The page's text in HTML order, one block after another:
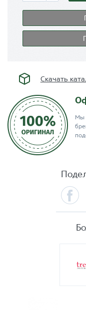
Скачать
Мы